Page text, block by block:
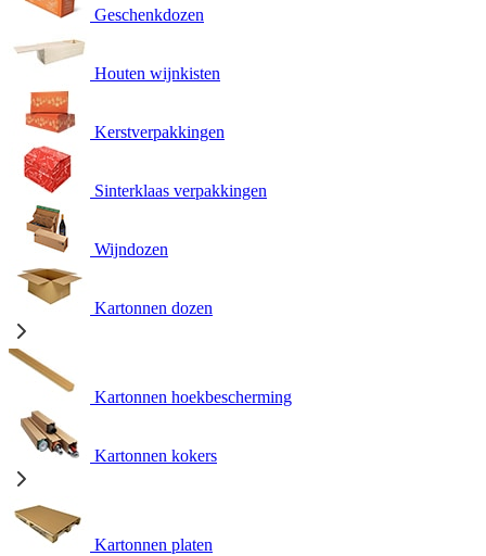
Geschenkdozen
Houten wijnkisten
Kerstverpakkingen
Sinterklaas verpakkingen
Wijndozen
Kartonnen dozen
Kartonnen hoekbescherming
Kartonnen kokers
Kartonnen platen